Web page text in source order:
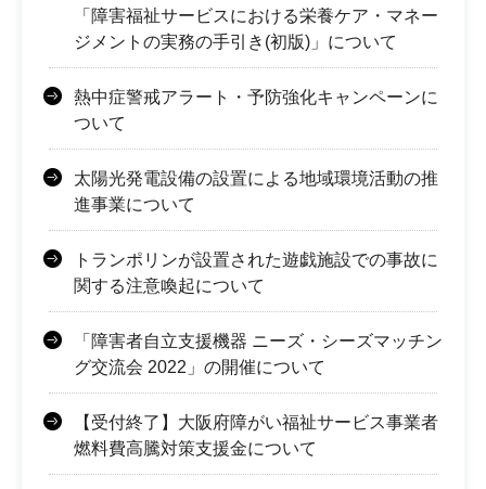
「障害福祉サービスにおける栄養ケア・マネー
ジメントの実務の手引き(初版)」について
熱中症警戒アラート・予防強化キャンペーンに
ついて
太陽光発電設備の設置による地域環境活動の推
進事業について
トランポリンが設置された遊戯施設での事故に
関する注意喚起について
「障害者自立支援機器 ニーズ・シーズマッチン
グ交流会 2022」の開催について
【受付終了】大阪府障がい福祉サービス事業者
燃料費高騰対策支援金について